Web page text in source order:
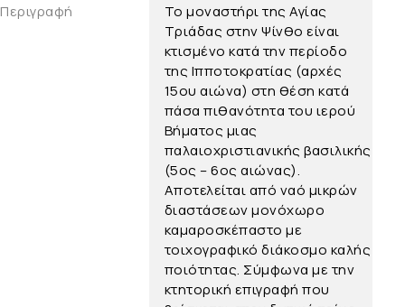
Περιγραφή
Το μοναστήρι της Αγίας
Τριάδας στην Ψίνθο είναι
κτισμένο κατά την περίοδο
της Ιπποτοκρατίας (αρχές
15ου αιώνα) στη θέση κατά
πάσα πιθανότητα του ιερού
Βήματος μιας
παλαιοχριστιανικής βασιλικής
(5ος – 6ος αιώνας).
Αποτελείται από ναό μικρών
διαστάσεων μονόχωρο
καμαροσκέπαστο με
τοιχογραφικό διάκοσμο καλής
ποιότητας. Σύμφωνα με την
κτητορική επιγραφή που